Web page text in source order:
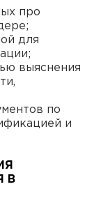
про
для
выяснения
по
и
В